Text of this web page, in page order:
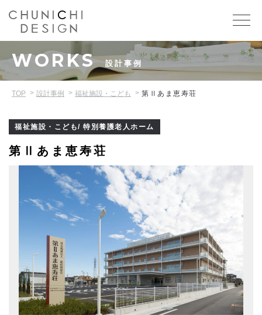
WORKS 設計事例
TOP 設計事例 福祉施設・こども 第Ⅱあま恵寿荘
福祉施設・こども/ 特別養護老人ホーム
第Ⅱあま恵寿荘